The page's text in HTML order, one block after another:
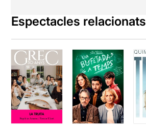
Espectacles relacionats